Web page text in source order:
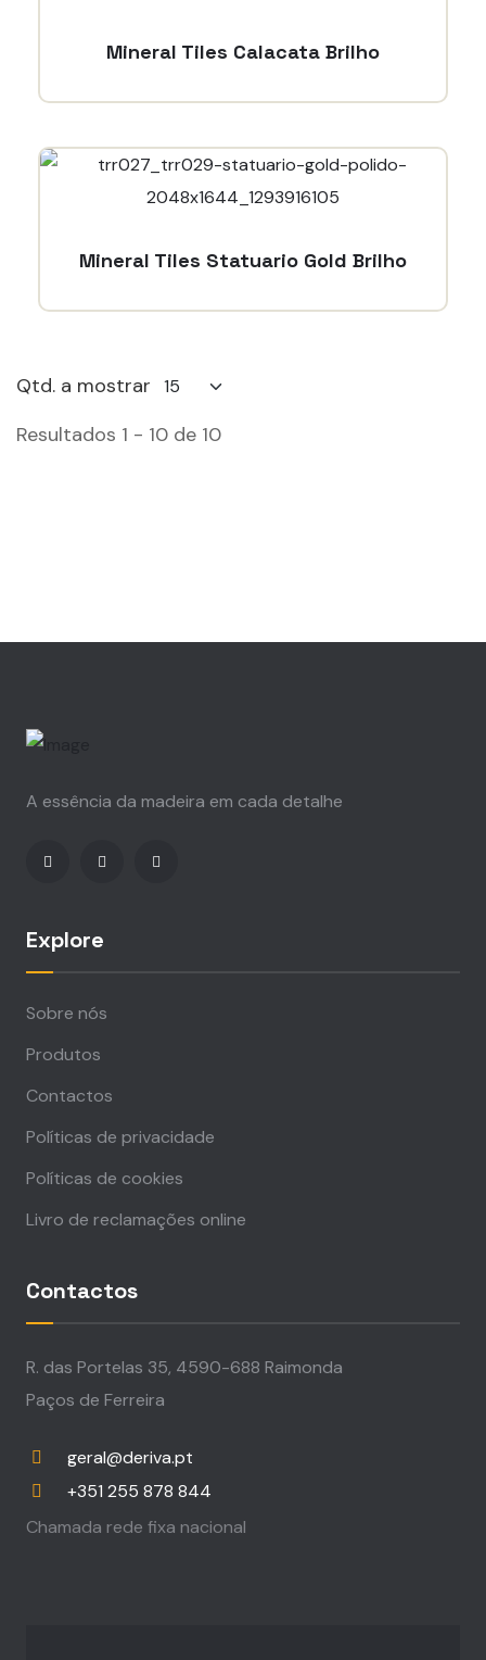
Mineral Tiles Calacata Brilho
Mineral Tiles Statuario Gold Brilho
Qtd. a mostrar
Resultados 1 - 10 de 10
A essência da madeira em cada detalhe
Explore
Sobre nós
Produtos
Contactos
Políticas de privacidade
Políticas de cookies
Livro de reclamações online
Contactos
R. das Portelas 35, 4590-688 Raimonda
Paços de Ferreira
geral@deriva.pt
+351 255 878 844
Chamada rede fixa nacional